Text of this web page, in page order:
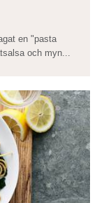
en "pasta
och myn...